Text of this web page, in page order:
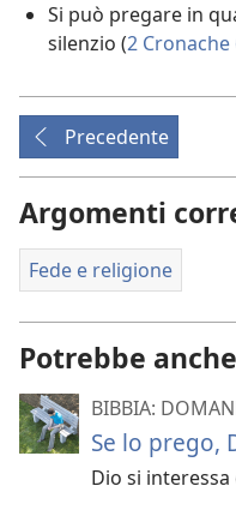
Si può pregare in
silenzio (2 Cronache
Precedente
Argomenti
Fede e religione
Potrebbe
BIBBIA:
Se lo prego,
Dio si